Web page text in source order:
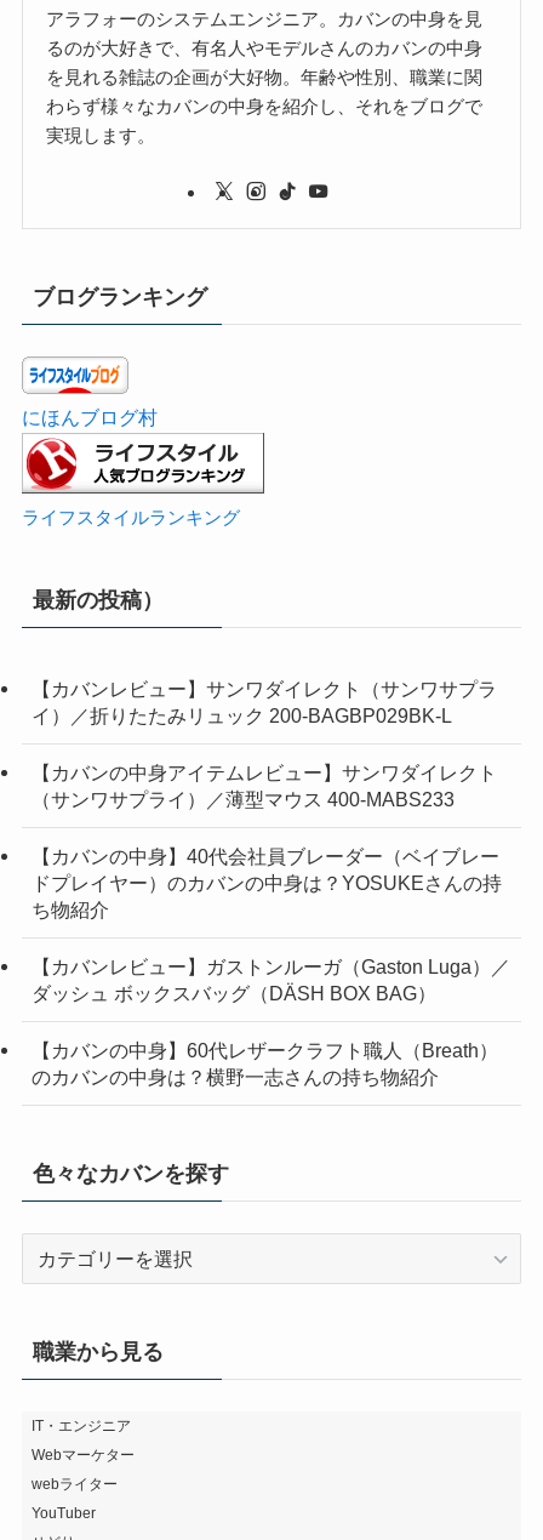
アラフォーのシステムエンジニア。カバンの中身を見
るのが大好きで、有名人やモデルさんのカバンの中身
を見れる雑誌の企画が大好物。年齢や性別、職業に関
わらず様々なカバンの中身を紹介し、それをブログで
実現します。
ブログランキング
にほんブログ村
ライフスタイルランキング
最新の投稿）
【カバンレビュー】サンワダイレクト（サンワサプラ
イ）／折りたたみリュック 200-BAGBP029BK-L
【カバンの中身アイテムレビュー】サンワダイレクト
（サンワサプライ）／薄型マウス 400-MABS233
【カバンの中身】40代会社員ブレーダー（ベイブレー
ドプレイヤー）のカバンの中身は？YOSUKEさんの持
ち物紹介
【カバンレビュー】ガストンルーガ（Gaston Luga）／
ダッシュ ボックスバッグ（DÄSH BOX BAG）
【カバンの中身】60代レザークラフト職人（Breath）
のカバンの中身は？横野一志さんの持ち物紹介
色々なカバンを探す
色々
バ
ン
探
す
職業から見る
IT・エンジニア
Webマーケター
webライター
YouTuber